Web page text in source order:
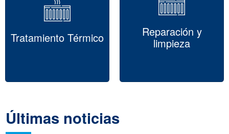
Tratamiento Térmico Reparación y
limpieza
Últimas noticias